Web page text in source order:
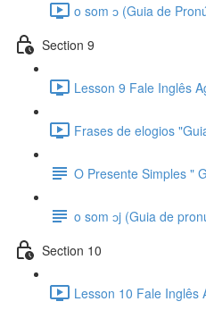
o som ɔ (Guia de
Section 9
Lesson 9 Fale Inglês
Frases de elogios
O Presente Simples "
o som ɔj (Guia de
Section 10
Lesson 10 Fale Inglês